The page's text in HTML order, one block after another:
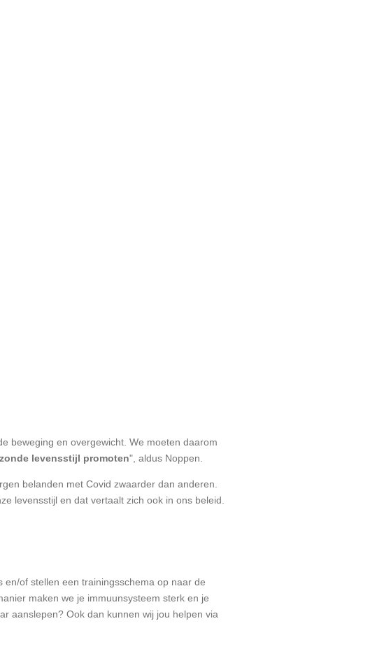
beweging en overgewicht. We moeten daarom
levensstijl promoten", aldus Noppen.
belanden met Covid zwaarder dan anderen.
levensstijl en dat vertaalt zich ook in ons beleid.
of stellen een trainingsschema op naar de
maken we je immuunsysteem sterk en je
aanslepen? Ook dan kunnen wij jou helpen via